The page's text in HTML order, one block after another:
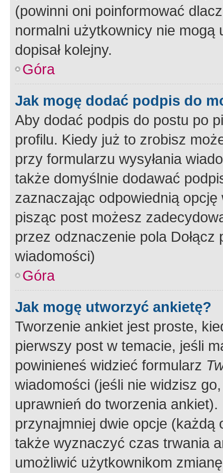
(powinni oni poinformować
normalni użytkownicy nie
dopisał kolejny.
Góra
Jak mogę dodać podpis do
Aby dodać podpis do postu po
profilu. Kiedy już to zrobisz
przy formularzu wysyłania
także domyślnie dodawać
zaznaczając odpowiednią
pisząc post możesz
przez odznaczenie pola
wiadomości)
Góra
Jak mogę utworzyć ankietę?
Tworzenie ankiet jest proste,
pierwszy post w temacie, jeśli
powinieneś widzieć formularz
wiadomości (jeśli nie widzisz
uprawnień do tworzenia
przynajmniej dwie opcje
także wyznaczyć czas trwania
umożliwić użytkownikom